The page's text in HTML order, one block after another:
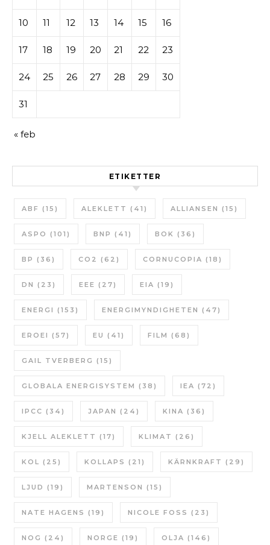
10 11 12 13 14 15 16
17 18 19 20 21 22 23
24 25 26 27 28 29 30
31
« feb
ETIKETTER
ABF (15) ALEKLETT (41) ALLIANSEN (15)
ASPO (101) BNP (41) BOK (36)
BP (36) CO2 (62) CORNUCOPIA (18)
DN (23) EEE (27) EIA (19)
ENERGI (153) ENERGIMYNDIGHETEN (47)
EROEI (57) EU (41) FILM (68)
GAIL TVERBERG (15)
GLOBALA ENERGISYSTEM (38) IEA (72)
IPCC (34) JAPAN (24) KINA (36)
KJELL ALEKLETT (17) KLIMAT (26)
KOL (25) KOLLAPS (21) KÄRNKRAFT (29)
LJUD (19) MARTENSON (15)
NATE HAGENS (19) NICOLE FOSS (23)
NOG (24) NORGE (19) OLJA (146)